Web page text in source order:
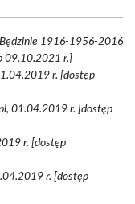
Będzinie 1916-1956-2016
09.10.2021 r.]
r. [dostęp
01.04.2019 r. [dostęp
r. [dostęp
r. [dostęp